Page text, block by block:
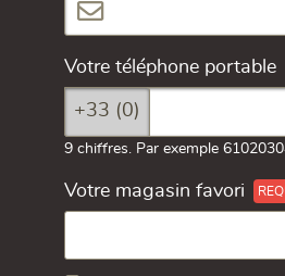
Votre téléphone portable
+33 (0)
9 chiffres. Par exemple
Votre magasin favori